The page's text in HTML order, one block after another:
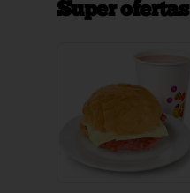
Super ofertas